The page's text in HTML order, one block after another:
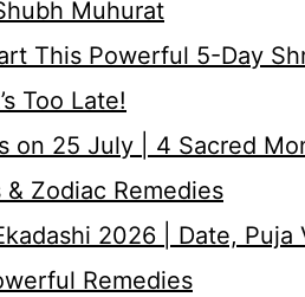
Muhurat
This Powerful 5-Day
Too Late!
on 25 July | 4 Sacred
& Zodiac Remedies
2026 | Date, Puja
Remedies